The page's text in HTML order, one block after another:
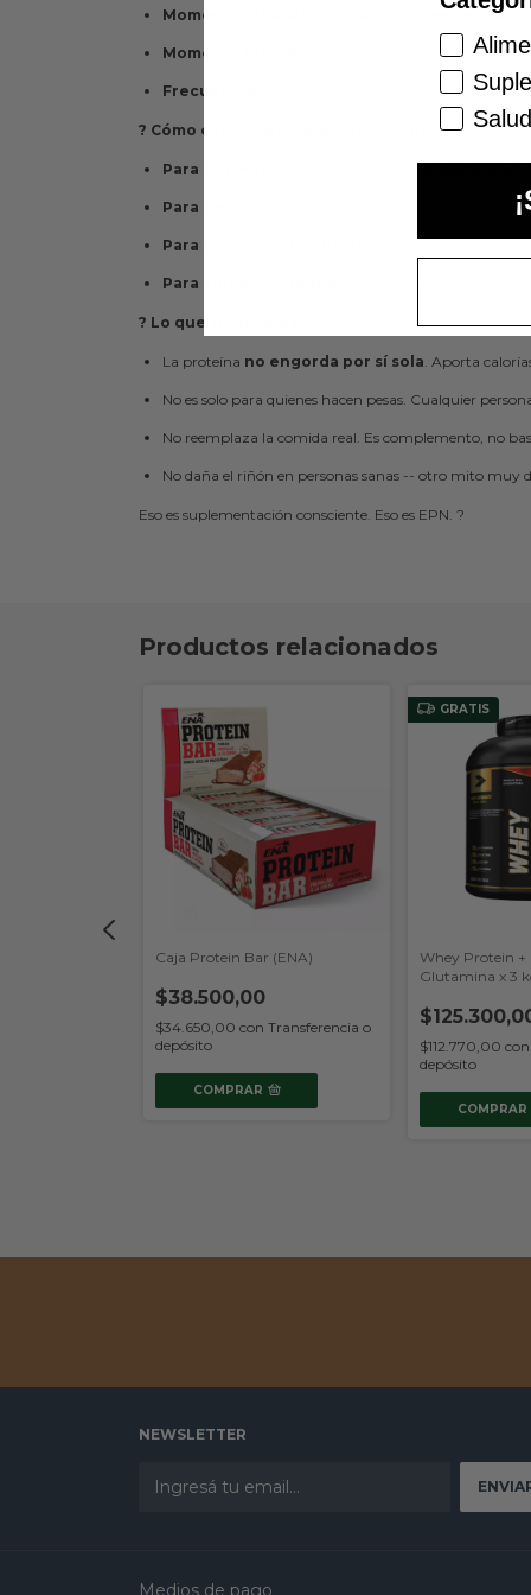
Momento ideal #2 -- Desayuno o merienda:
Momento ideal #3 -- Snack entre comidas:
Frecuencia: 1 a 2 porciones por día según el déficit
? Cómo combinarla según tu objetivo
Para entrenamiento de fuerza / hipertrofia:
Para definición: elegí proteína aislada -- más
Para cobertura nocturna:
Para cuidado integral: omega 3 + magnesio
? Lo que sí y lo que no
La proteína no engorda por sí sola. Aporta
No es solo para quienes hacen pesas. Cualquier
No reemplaza la comida real. Es complemento, no
No daña el riñón en personas sanas -- otro mito muy
Eso es suplementación consciente. Eso es EPN. ?
Productos relacionados
Caja Protein Bar (ENA)
$38.500,00
$34.650,00 con Transferencia o
depósito
COMPRAR
GRATIS
Whey Protein +
Glutamina x 3
$112.770,00con
depósito
COMPRAR
NEWSLETTER
Medios de pago